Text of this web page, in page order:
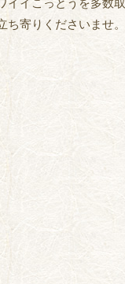
イこっとうを多数
寄りくださいませ。